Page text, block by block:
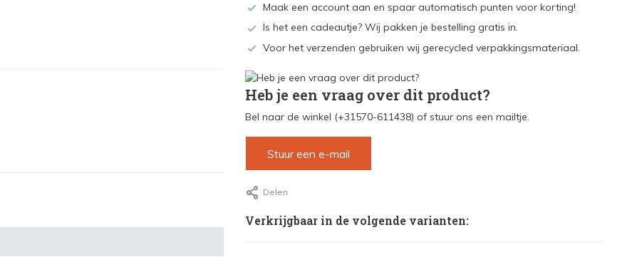
Maak een account aan en spaar automatisch punten voor korting!
Is het een cadeautje? Wij pakken je bestelling gratis in.
Voor het verzenden gebruiken wij gerecycled verpakkingsmateriaal.
Heb je een vraag over dit product?
Bel naar de winkel (+31570-611438) of stuur ons een mailtje.
Stuur een e-mail
Delen
Verkrijgbaar in de volgende varianten: